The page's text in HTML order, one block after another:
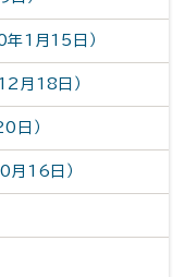
1月15日）
月18日）
日）
月16日）